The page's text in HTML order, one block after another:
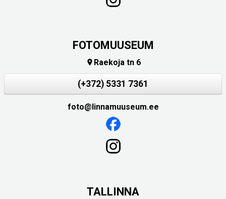
FOTOMUUSEUM
 Raekoja tn 6
(+372) 5331 7361
foto@linnamuuseum.ee
TALLINNA